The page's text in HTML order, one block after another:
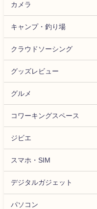
カメラ
キャンプ・釣り場
クラウドソーシング
グッズレビュー
グルメ
コワーキングスペース
ジビエ
スマホ・SIM
デジタルガジェット
パソコン